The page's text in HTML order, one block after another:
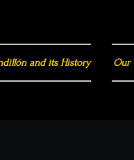
and its History Our